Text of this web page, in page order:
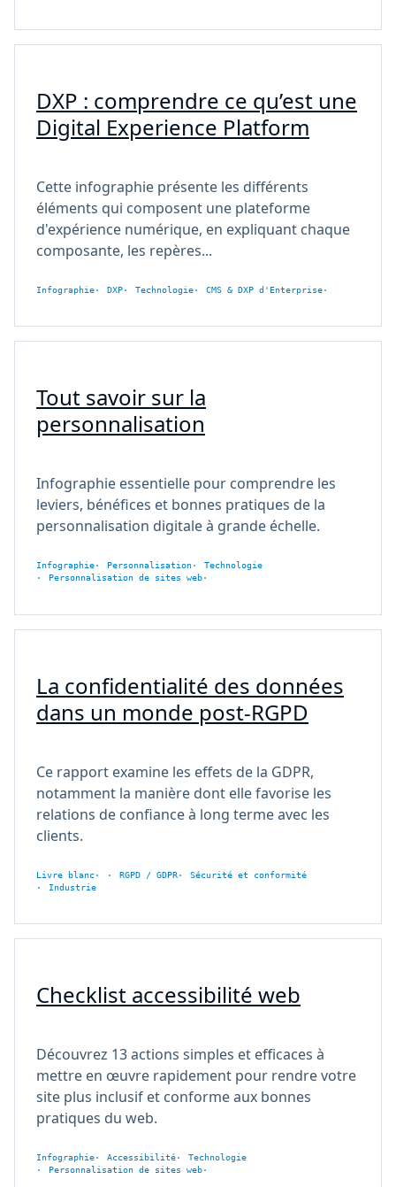
DXP : comprendre ce qu’est une
Digital Experience Platform
Cette infographie présente les différents
éléments qui composent une plateforme
d'expérience numérique, en expliquant chaque
composante, les repères...
Infographie DXP Technologie CMS & DXP d'Enterprise
Tout savoir sur la
personnalisation
Infographie essentielle pour comprendre les
leviers, bénéfices et bonnes pratiques de la
personnalisation digitale à grande échelle.
Infographie Personnalisation
Technologie
Personnalisation de sites web
La confidentialité des données
dans un monde post-RGPD
Ce rapport examine les effets de la GDPR,
notamment la manière dont elle favorise les
relations de confiance à long terme avec les
clients.
Livre blanc RGPD / GDPR
Sécurité et conformité
Industrie
Checklist accessibilité web
Découvrez 13 actions simples et efficaces à
mettre en œuvre rapidement pour rendre votre
site plus inclusif et conforme aux bonnes
pratiques du web.
Infographie Accessibilité
Technologie
Personnalisation de sites web